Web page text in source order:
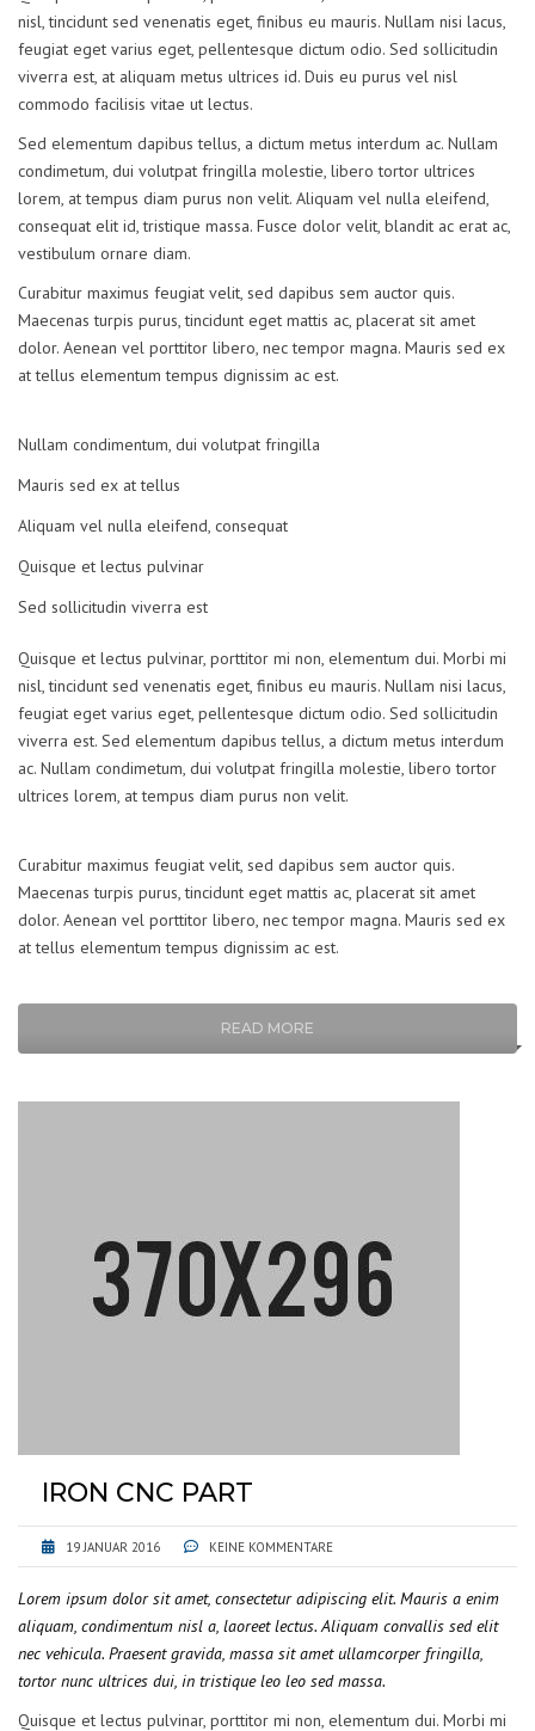
nisl, tincidunt sed venenatis eget, finibus eu mauris. Nullam nisi lacus,
feugiat eget varius eget, pellentesque dictum odio. Sed sollicitudin
viverra est, at aliquam metus ultrices id. Duis eu purus vel nisl
commodo facilisis vitae ut lectus.
Sed elementum dapibus tellus, a dictum metus interdum ac. Nullam
condimetum, dui volutpat fringilla molestie, libero tortor ultrices
lorem, at tempus diam purus non velit. Aliquam vel nulla eleifend,
consequat elit id, tristique massa. Fusce dolor velit, blandit ac erat ac,
vestibulum ornare diam.
Curabitur maximus feugiat velit, sed dapibus sem auctor quis.
Maecenas turpis purus, tincidunt eget mattis ac, placerat sit amet
dolor. Aenean vel porttitor libero, nec tempor magna. Mauris sed ex
at tellus elementum tempus dignissim ac est.
Nullam condimentum, dui volutpat fringilla
Mauris sed ex at tellus
Aliquam vel nulla eleifend, consequat
Quisque et lectus pulvinar
Sed sollicitudin viverra est
Quisque et lectus pulvinar, porttitor mi non, elementum dui. Morbi mi
nisl, tincidunt sed venenatis eget, finibus eu mauris. Nullam nisi lacus,
feugiat eget varius eget, pellentesque dictum odio. Sed sollicitudin
viverra est. Sed elementum dapibus tellus, a dictum metus interdum
ac. Nullam condimetum, dui volutpat fringilla molestie, libero tortor
ultrices lorem, at tempus diam purus non velit.
Curabitur maximus feugiat velit, sed dapibus sem auctor quis.
Maecenas turpis purus, tincidunt eget mattis ac, placerat sit amet
dolor. Aenean vel porttitor libero, nec tempor magna. Mauris sed ex
at tellus elementum tempus dignissim ac est.
READ MORE
IRON CNC PART
19 JANUAR 2016 KEINE KOMMENTARE
Lorem ipsum dolor sit amet, consectetur adipiscing elit. Mauris a enim
aliquam, condimentum nisl a, laoreet lectus. Aliquam convallis sed elit
nec vehicula. Praesent gravida, massa sit amet ullamcorper fringilla,
tortor nunc ultrices dui, in tristique leo leo sed massa.
Quisque et lectus pulvinar, porttitor mi non, elementum dui. Morbi mi